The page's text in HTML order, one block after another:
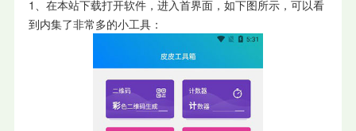
1、在本站下载打开软件，进入首界面，如下图所示，可以看
到内集了非常多的小工具：